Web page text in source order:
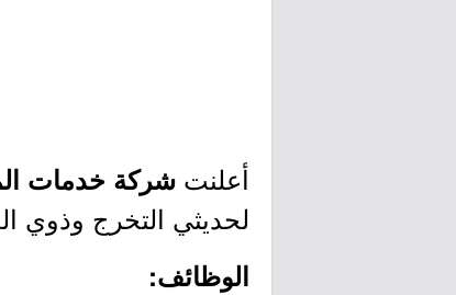
أعلنت شركة خدمات
لحديثي التخرج وذوي
الوظائف: